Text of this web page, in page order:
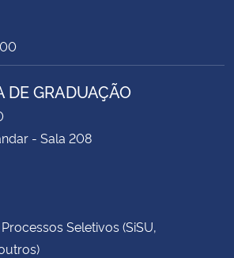
DE GRADUAÇÃO
- Sala 208
Seletivos (SiSU,